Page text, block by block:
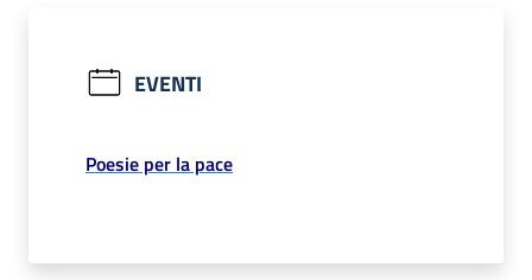
EVENTI
Poesie per la pace